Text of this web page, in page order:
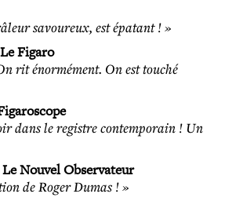
savoureux, est épatant ! »
Figaro
rit énormément. On est touché
dans le registre contemporain ! Un
Nouvel Observateur
de Roger Dumas ! »